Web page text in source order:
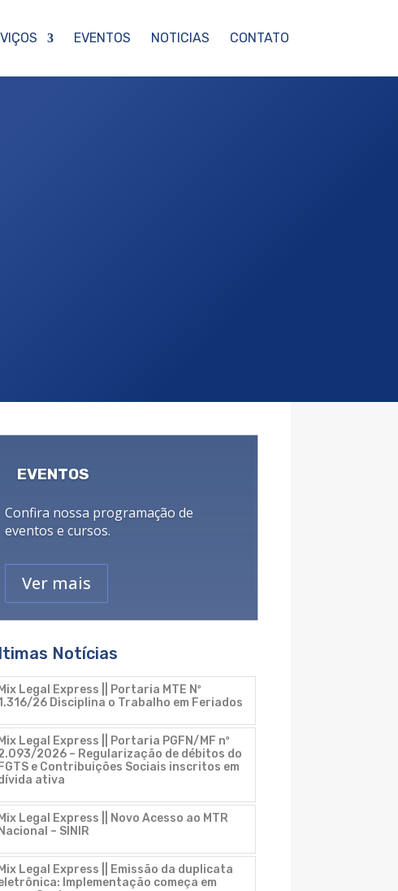
EVENTOS NOTICIAS CONTATO
EVENTOS
Confira nossa programação de
eventos e cursos.
Ver mais
Notícias
Mix Legal Express || Portaria MTE Nº
26 Disciplina o Trabalho em Feriados
Mix Legal Express || Portaria PGFN/MF nº
2026 – Regularização de débitos do
FGTS e Contribuições Sociais inscritos em
ativa
Mix Legal Express || Novo Acesso ao MTR
Nacional – SINIR
Mix Legal Express || Emissão da duplicata
Implementação começa em